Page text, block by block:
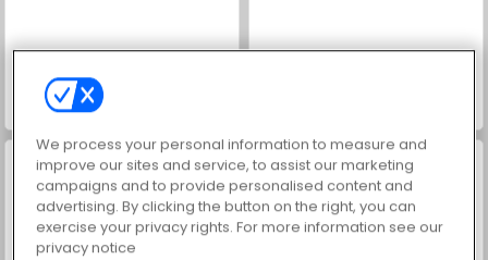
ASMR Makeover & Makeup Studio
We process your personal information to measure and
improve our sites and service, to assist our marketing
campaigns and to provide personalised content and
advertising. By clicking the button on the right, you can
exercise your privacy rights. For more information see our
privacy notice